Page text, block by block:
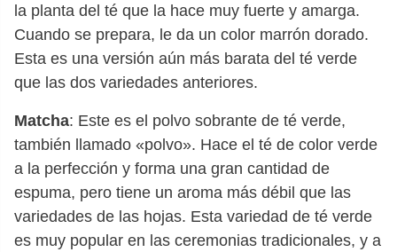
la planta del té que la hace muy fuerte y amarga.
Cuando se prepara, le da un color marrón dorado.
Esta es una versión aún más barata del té verde
que las dos variedades anteriores.
Matcha: Este es el polvo sobrante de té verde,
también llamado «polvo». Hace el té de color verde
a la perfección y forma una gran cantidad de
espuma, pero tiene un aroma más débil que las
variedades de las hojas. Esta variedad de té verde
es muy popular en las ceremonias tradicionales, y a